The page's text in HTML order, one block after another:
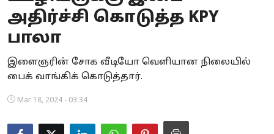
Business
Crime
Tamilnadu
National
World
அதிர்ச்சி கொடுத்த KPY
பாலா
இளைஞரின் சோக வீடியோ வெளியான நிலையில்
பைக் வாங்கிக் கொடுத்தார்.
Mar 18, 2024 - 03:34